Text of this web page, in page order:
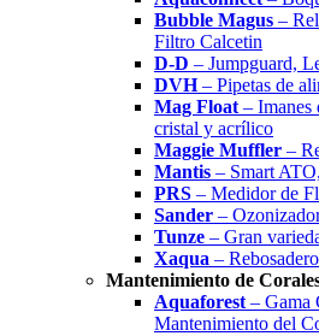
Bubble Magus –
Filtro Calcetin
D-D – Jumpguard,
DVH– Pipetas de
Mag Float – Imanes
cristal y acrílico
Maggie Muffler –
Mantis – Smart
PRS – Medidor de
Sander –
Tunze – Gran
Xaqua –
Mantenimiento de
Aquaforest – Gama
Mantenimiento del